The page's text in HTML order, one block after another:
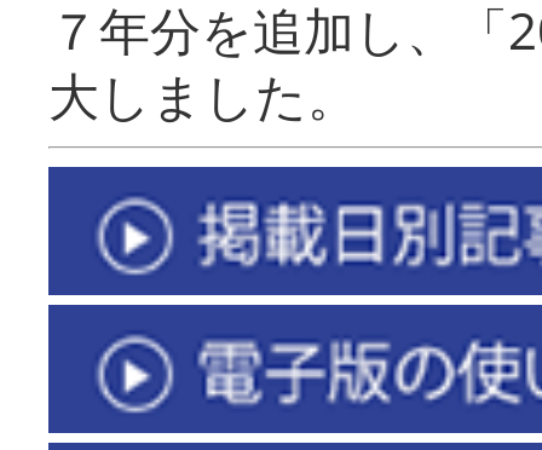
７年分を追加し、「
大しまし